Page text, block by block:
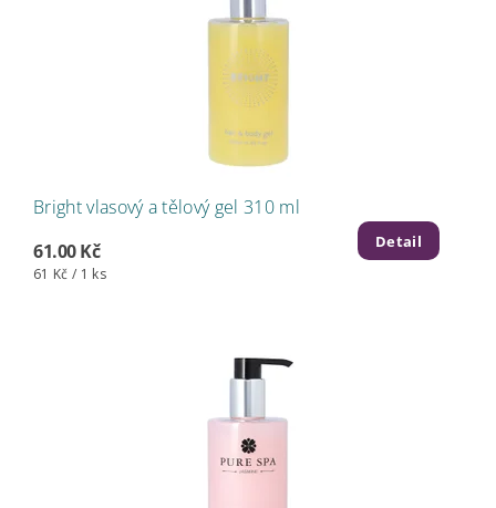
Bright vlasový a tělový gel 310 ml
61.00 Kč
61 Kč / 1 ks
Detail